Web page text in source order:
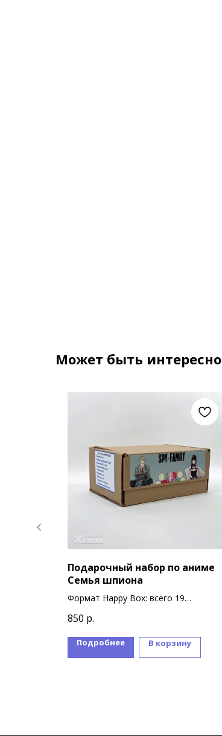
Может быть интересно
Подарочный набор по аниме
Семья шпиона
Формат Happy Box: всего 19
850 р.
Подробнее В корзину